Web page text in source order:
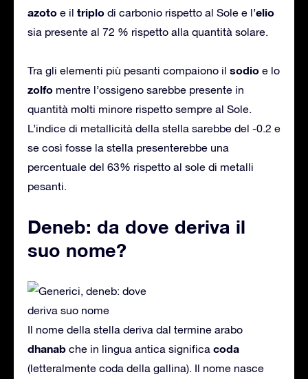
azoto e il triplo di carbonio rispetto al Sole e l’elio
sia presente al 72 % rispetto alla quantità solare.
Tra gli elementi più pesanti compaiono il sodio e lo
zolfo mentre l’ossigeno sarebbe presente in
quantità molti minore rispetto sempre al Sole.
L’indice di metallicità della stella sarebbe del -0.2 e
se così fosse la stella presenterebbe una
percentuale del 63% rispetto al sole di metalli
pesanti.
Deneb: da dove deriva il
suo nome?
Il nome della stella deriva dal termine arabo
dhanab che in lingua antica significa coda
(letteralmente coda della gallina). Il nome nasce